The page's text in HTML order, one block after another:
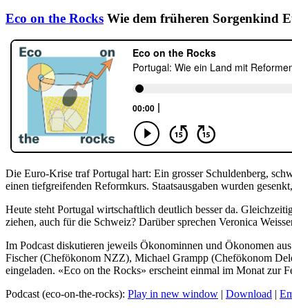
Eco on the Rocks Wie dem früheren Sorgenkind
Die Euro-Krise traf Portugal hart: Ein grosser Schuldenberg,
einen tiefgreifenden Reformkurs. Staatsausgaben wurden
Heute steht Portugal wirtschaftlich deutlich besser da.
ziehen, auch für die Schweiz? Darüber sprechen Veronica
Im Podcast diskutieren jeweils Ökonominnen und Ökonomen
Fischer (Chefökonom NZZ), Michael Grampp (Chefökonom
eingeladen. «Eco on the Rocks» erscheint einmal im Monat zur
Podcast (eco-on-the-rocks): Play in new window | Download |